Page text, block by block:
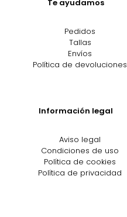
Te ayudamos
Pedidos
Tallas
Envíos
Política de devoluciones
Información legal
Aviso legal
Condiciones de uso
Política de cookies
Política de privacidad